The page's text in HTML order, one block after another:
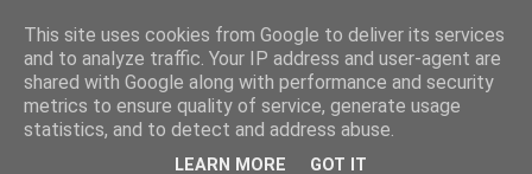
Πέμπτη 1 Αυγούστου 2019
This site uses cookies from Google to deliver its services
and to analyze traffic. Your IP address and user-agent are
shared with Google along with performance and security
metrics to ensure quality of service, generate usage
statistics, and to detect and address abuse.
LEARN MORE GOT IT